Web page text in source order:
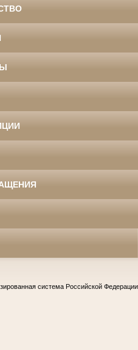
система Российской